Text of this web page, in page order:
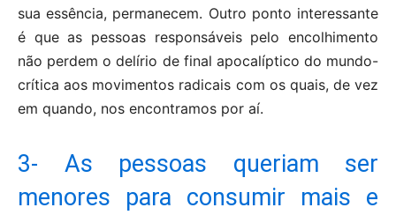
sua essência, permanecem. Outro ponto interessante
é que as pessoas responsáveis pelo encolhimento
não perdem o delírio de final apocalíptico do mundo-
crítica aos movimentos radicais com os quais, de vez
em quando, nos encontramos por aí.
3- As pessoas queriam ser
menores para consumir mais e